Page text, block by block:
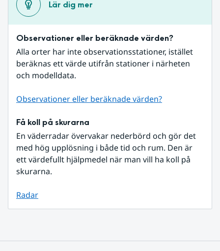
Lär dig mer
Observationer eller beräknade värden?
Alla orter har inte observationsstationer, istället
beräknas ett värde utifrån stationer i närheten
och modelldata.
Observationer eller beräknade värden?
Få koll på skurarna
En väderradar övervakar nederbörd och gör det
med hög upplösning i både tid och rum. Den är
ett värdefullt hjälpmedel när man vill ha koll på
skurarna.
Radar